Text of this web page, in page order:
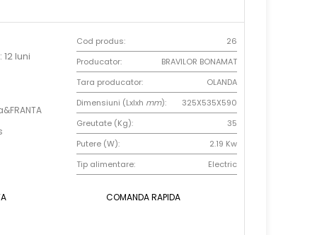
luni
Cod produs:
26
Producator:
BRAVILOR BONAMAT
Tara producator:
OLANDA
Dimensiuni (Lxlxh mm):
325X535X590
Greutate (Kg):
35
Putere (W):
2.19 Kw
Tip alimentare:
Electric
COMANDA RAPIDA